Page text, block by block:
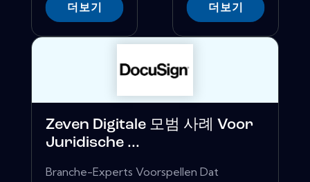
더보기 더보기
Zeven Digitale 모범 사례 Voor
Juridische ...
Branche-Experts Voorspellen Dat